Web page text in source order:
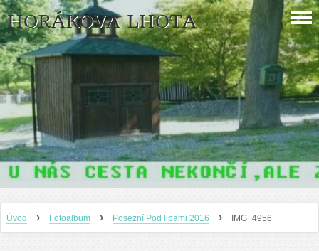
HORÁKOVA LHOTA
Úvod › Fotoalbum › Posezní Pod lipami 2016 › IMG_4956